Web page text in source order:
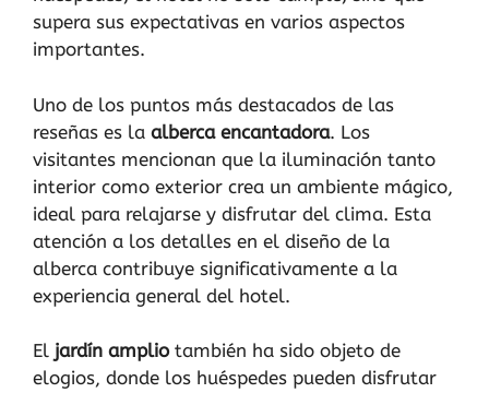
supera sus expectativas en varios aspectos
importantes.
Uno de los puntos más destacados de las
reseñas es la alberca encantadora. Los
visitantes mencionan que la iluminación tanto
interior como exterior crea un ambiente mágico,
ideal para relajarse y disfrutar del clima. Esta
atención a los detalles en el diseño de la
alberca contribuye significativamente a la
experiencia general del hotel.
El jardín ampliotambién ha sido objeto de
elogios, donde los huéspedes pueden disfrutar